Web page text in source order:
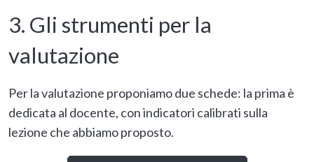
3. Gli strumenti per la
valutazione
Per la valutazione proponiamo due schede: la prima è
dedicata al docente, con indicatori calibrati sulla
lezione che abbiamo proposto.